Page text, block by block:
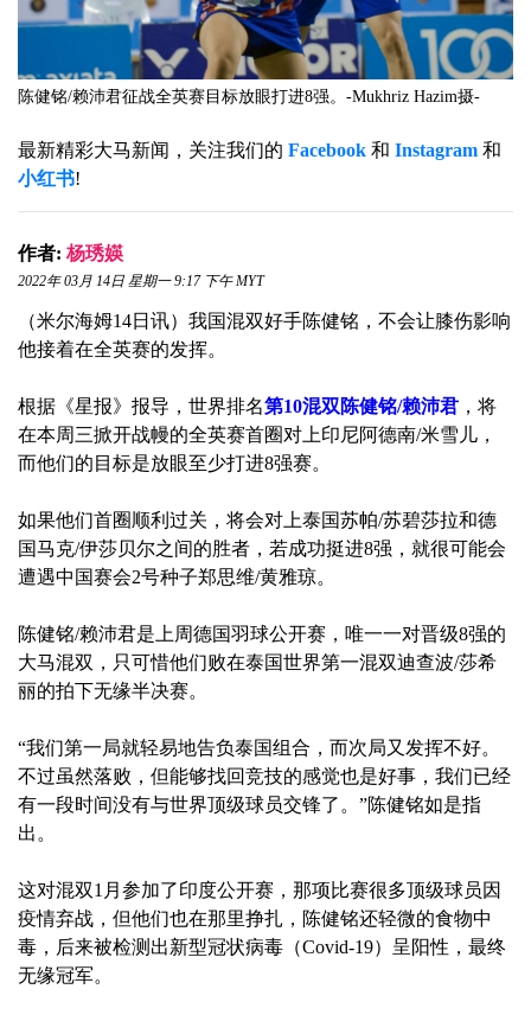
陈健铭/赖沛君征战全英赛目标放眼打进8强。-Mukhriz Hazim摄-
最新精彩大马新闻，关注我们的 Facebook 和 Instagram 和
小红书!
作者: 杨琇媖
2022年 03月 14日 星期一 9:17 下午 MYT
（米尔海姆14日讯）我国混双好手陈健铭，不会让膝伤影响
他接着在全英赛的发挥。
根据《星报》报导，世界排名第10混双陈健铭/赖沛君 ，将
在本周三掀开战幔的全英赛首圈对上印尼阿德南/米雪儿，
而他们的目标是放眼至少打进8强赛。
如果他们首圈顺利过关，将会对上泰国苏帕/苏碧莎拉和德
国马克/伊莎贝尔之间的胜者，若成功挺进8强，就很可能会
遭遇中国赛会2号种子郑思维/黄雅琼。
陈健铭/赖沛君是上周德国羽球公开赛，唯一一对晋级8强的
大马混双，只可惜他们败在泰国世界第一混双迪查波/莎希
丽的拍下无缘半决赛。
“我们第一局就轻易地告负泰国组合，而次局又发挥不好。
不过虽然落败，但能够找回竞技的感觉也是好事，我们已经
有一段时间没有与世界顶级球员交锋了。”陈健铭如是指
出。
这对混双1月参加了印度公开赛，那项比赛很多顶级球员因
疫情弃战，但他们也在那里挣扎，陈健铭还轻微的食物中
毒，后来被检测出新型冠状病毒（Covid-19）呈阳性，最终
无缘冠军。